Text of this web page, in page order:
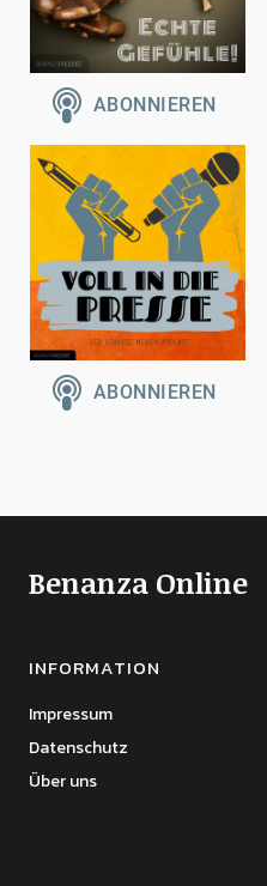
Benanza Online
INFORMATION
Impressum
Datenschutz
Über uns